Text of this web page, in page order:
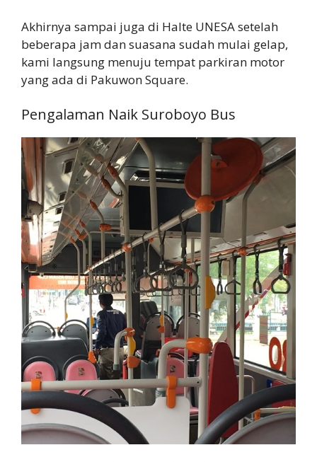
Akhirnya sampai juga di Halte UNESA setelah
beberapa jam dan suasana sudah mulai gelap,
kami langsung menuju tempat parkiran motor
yang ada di Pakuwon Square.
Pengalaman Naik Suroboyo Bus